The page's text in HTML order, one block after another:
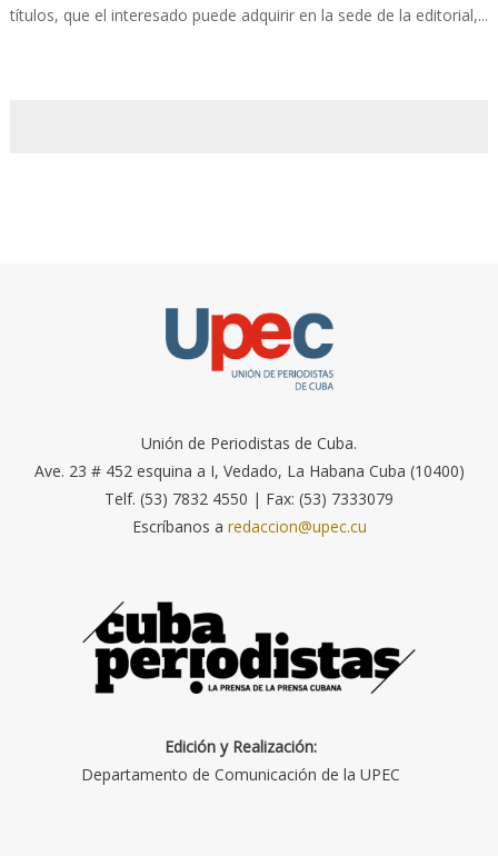
títulos, que el interesado puede adquirir en la sede de la editorial,...
Unión de Periodistas de Cuba.
Ave. 23 # 452 esquina a I, Vedado, La Habana Cuba (10400)
Telf. (53) 7832 4550 | Fax: (53) 7333079
Escríbanos a redaccion@upec.cu
Edición y Realización:
Departamento de Comunicación de la UPEC